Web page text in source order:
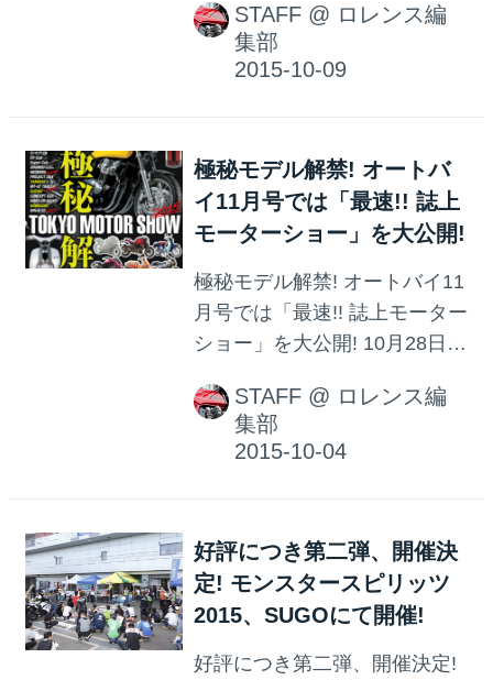
年度最終戦。 おかげ様で今回
もたくさんのお申し込みをい
ただき、 すでに「参加受理
少しですが、ご質問がある方
は あわてずに、まずは以下の
「よくある質問」をご覧くだ
さい!
STAFF @ ロレンス編
集部
極秘モデル解禁! オートバ
イ11月号では「最速!! 誌上
モーターショー」を大公開!
極秘モデル解禁! オートバイ11
月号では「最速!! 誌上モーター
ショー」を大公開! 10月28日か
モーターショー。 10月1日発
売のオートバイ11月号では、
現段階で入手した モーターシ
る方も、無い方も、 最新情報
のチェックにご活用ください!
オートバイ 2015年11月号 発
売日 : 2015年10月 1日 販売価
STAFF @ ロレンス編
集部
好評につき第二弾、開催決
定! モンスタースピリッツ
2015、SUGOにて開催!
好評につき第二弾、開催決定!